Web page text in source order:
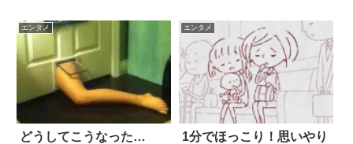
エンタメ
どうしてこうなった…
エンタメ
1分でほっこり！思いやり